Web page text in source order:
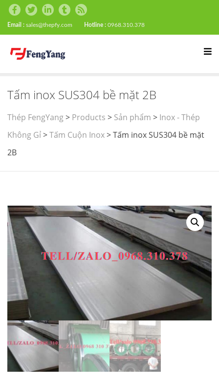
Email : sales@thepfy.com Hotline : 0968.310.378
Tấm inox SUS304 bề mặt 2B
Thép FengYang> Products > Sản phẩm > Inox - Thép
Không Gỉ>Tấm Cuộn Inox>Tấm inox SUS304 bề mặt
2B